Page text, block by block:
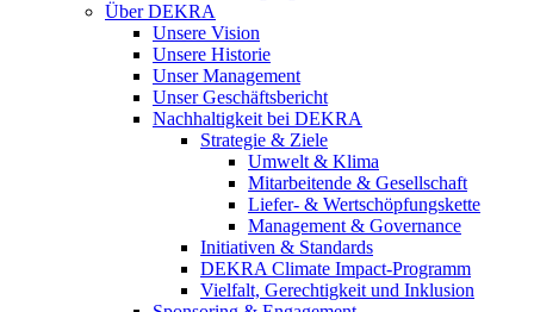
Über DEKRA
Unsere Vision
Unsere Historie
Unser Management
Unser Geschäftsbericht
Nachhaltigkeit bei DEKRA
Strategie & Ziele
Umwelt & Klima
Mitarbeitende & Gesellschaft
Liefer- & Wertschöpfungskette
Management & Governance
Initiativen & Standards
DEKRA Climate Impact-Programm
Vielfalt, Gerechtigkeit und Inklusion​